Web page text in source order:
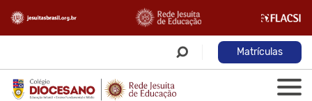
Matrículas